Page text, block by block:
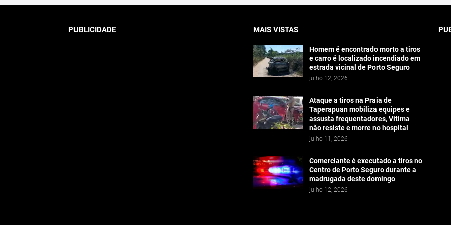
PUBLICIDADE MAIS VISTAS
Homem é encontrado morto a tiros
e carro é localizado incendiado em
estrada vicinal de Porto Seguro
julho 12, 2026
Ataque a tiros na Praia de
Taperapuan mobiliza equipes e
assusta frequentadores, Vitima
não resiste e morre no hospital
julho 11, 2026
Comerciante é executado a tiros no
Centro de Porto Seguro durante a
madrugada deste domingo
julho 12, 2026